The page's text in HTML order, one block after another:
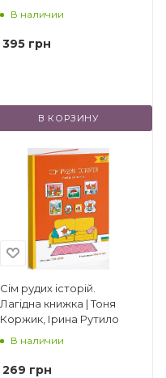
В наличии
395 грн
В КОРЗИНУ
Сім рудих історій.
Лагідна книжка | Тоня
Коржик, Ірина Рутило
В наличии
269 грн